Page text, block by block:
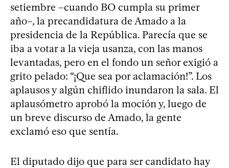
setiembre –cuando BO cumpla su primer
año–, la precandidatura de Amado a la
presidencia de la República. Parecía que se
iba a votar a la vieja usanza, con las manos
levantadas, pero en el fondo un señor exigió a
grito pelado: “¡Que sea por aclamación!”. Los
aplausos y algún chiflido inundaron la sala. El
aplausómetro aprobó la moción y, luego de
un breve discurso de Amado, la gente
exclamó eso que sentía.
El diputado dijo que para ser candidato hay